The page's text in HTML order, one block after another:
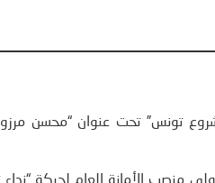
تونس” تحت عنوان “محسن